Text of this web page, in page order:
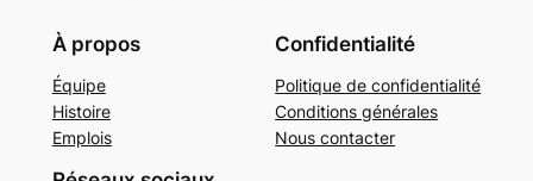
À propos
Équipe
Histoire
Emplois
Confidentialité
Politique de confidentialité
Conditions générales
Nous contacter